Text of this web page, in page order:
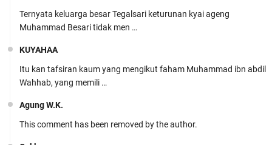
Ternyata keluarga besar Tegalsari keturunan kyai ageng
Muhammad Besari tidak men …
KUYAHAA
Itu kan tafsiran kaum yang mengikut faham Muhammad ibn abdil
Wahhab, yang memili …
Agung W.K.
This comment has been removed by the author.